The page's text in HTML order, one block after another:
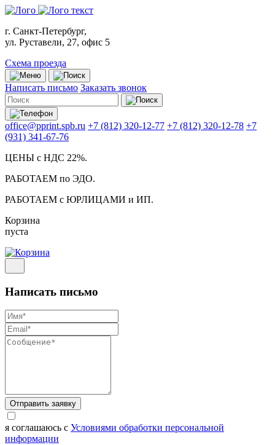
г. Санкт-Петербург,
ул. Руставели, 27, офис 5
Схема проезда
Написать письмо Заказать звонок
office@pprint.spb.ru +7 (812) 320-12-77 +7 (812) 320-12-78 +7
(931) 341-67-76
ЦЕНЫ с НДС 22%.
РАБОТАЕМ по ЭДО.
РАБОТАЕМ с ЮРЛИЦАМИ и ИП.
Корзина
пуста
Написать письмо
Отправить заявку
я соглашаюсь с Условиями обработки персональной
информации